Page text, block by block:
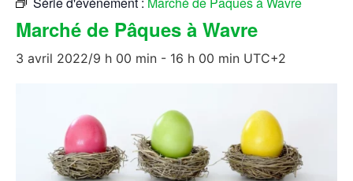
Marché de Pâques à Wavre
3 avril 2022/9 h 00 min - 16 h 00 min UTC+2